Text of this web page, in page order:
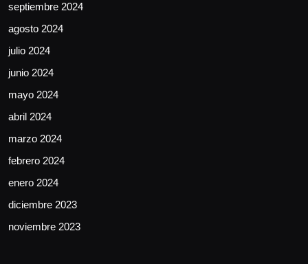
septiembre 2024
agosto 2024
julio 2024
junio 2024
mayo 2024
abril 2024
marzo 2024
febrero 2024
enero 2024
diciembre 2023
noviembre 2023